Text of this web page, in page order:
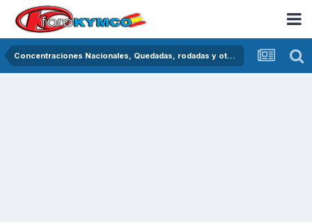
Concentraciones Nacionales, Quedadas, rodadas y otras crónicas del asfalto